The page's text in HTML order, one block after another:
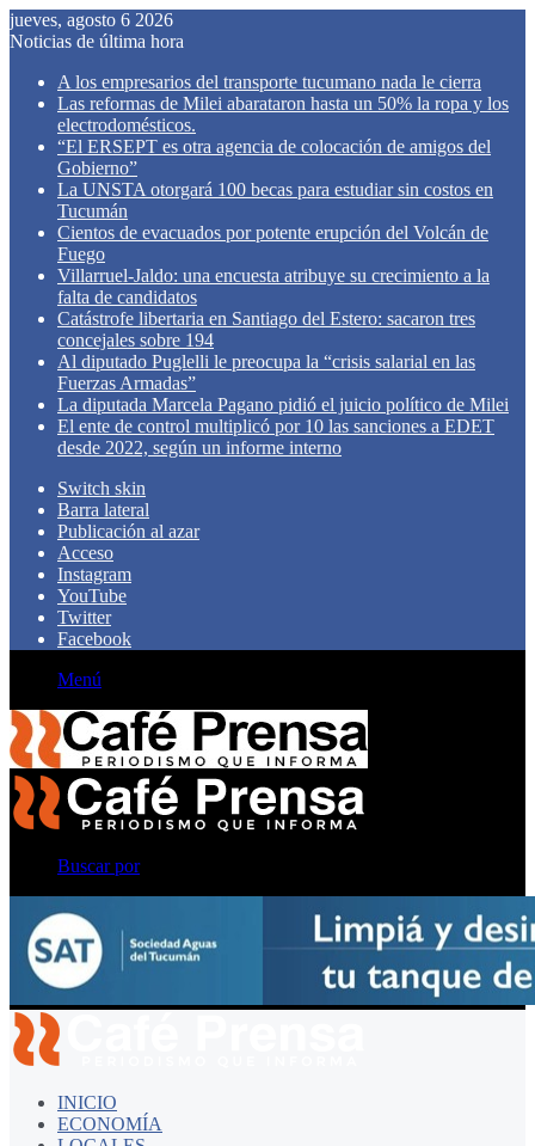
jueves, agosto 6 2026
Noticias de última hora
A los empresarios del transporte tucumano nada le cierra
Las reformas de Milei abarataron hasta un 50% la ropa y los
electrodomésticos.
“El ERSEPT es otra agencia de colocación de amigos del
Gobierno”
La UNSTA otorgará 100 becas para estudiar sin costos en
Tucumán
Cientos de evacuados por potente erupción del Volcán de
Fuego
Villarruel-Jaldo: una encuesta atribuye su crecimiento a la
falta de candidatos
Catástrofe libertaria en Santiago del Estero: sacaron tres
concejales sobre 194
Al diputado Puglelli le preocupa la “crisis salarial en las
Fuerzas Armadas”
La diputada Marcela Pagano pidió el juicio político de Milei
El ente de control multiplicó por 10 las sanciones a EDET
desde 2022, según un informe interno
Switch skin
Barra lateral
Publicación al azar
Acceso
Instagram
YouTube
Twitter
Facebook
Menú
Buscar por
INICIO
ECONOMÍA